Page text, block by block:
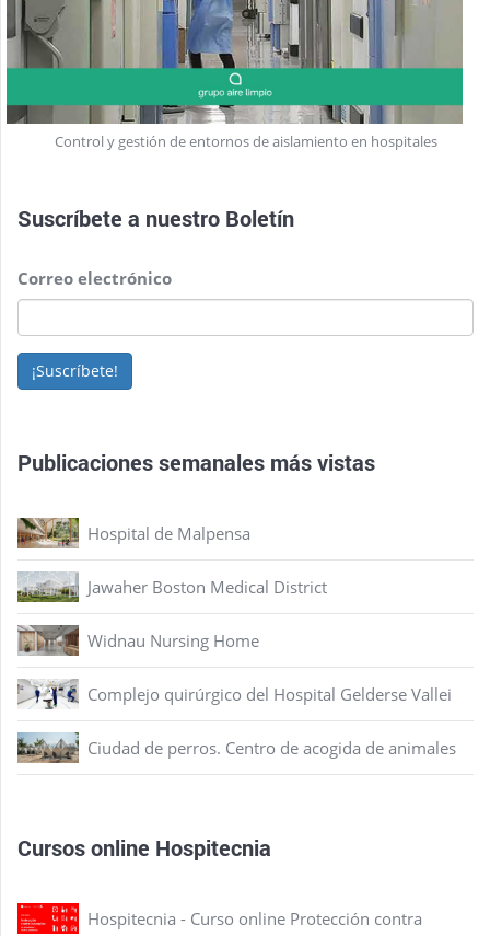
Control y gestión de entornos de aislamiento en hospitales
Suscríbete a nuestro Boletín
Correo electrónico
¡Suscríbete!
Publicaciones semanales más vistas
Hospital de Malpensa
Jawaher Boston Medical District
Widnau Nursing Home
Complejo quirúrgico del Hospital Gelderse Vallei
Ciudad de perros. Centro de acogida de animales
Cursos online Hospitecnia
Hospitecnia - Curso online Protección contra